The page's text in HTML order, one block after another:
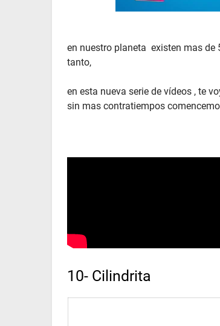
en nuestro planeta existen mas de
tanto,
en esta nueva serie de vídeos , te
sin mas contratiempos
10- Cilindrita